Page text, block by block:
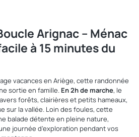
Arignac – Ménac
à 15 minutes du
vacances en Ariège, cette randonnée
sortie en famille. En 2h de marche, le
forêts, clairières et petits hameaux,
sur la vallée. Loin des foules, cette
balade détente en pleine nature,
journée d’exploration pendant vos